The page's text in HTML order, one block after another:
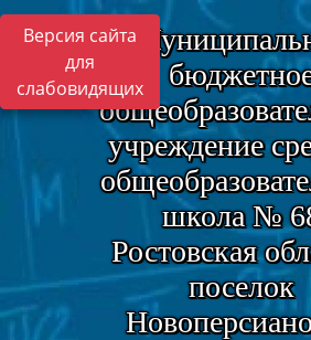
Версия сайта
для
слабовидящих
учреждение
школа №
Ростовская
поселок